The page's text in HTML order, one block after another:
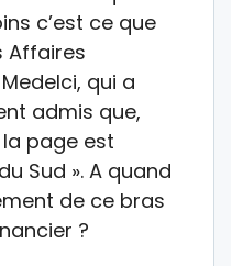
c’est ce que
Affaires
qui a
admis que,
la page est
Sud ». A quand
de ce bras
?